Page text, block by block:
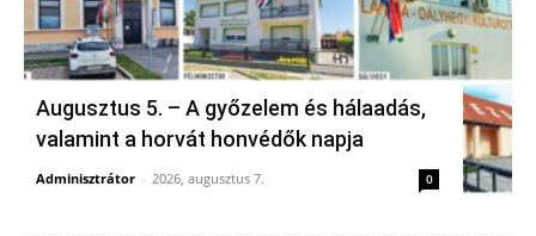
Augusztus 5. – A győzelem és hálaadás,
valamint a horvát honvédők napja
Adminisztrátor - 2026, augusztus 7. 0